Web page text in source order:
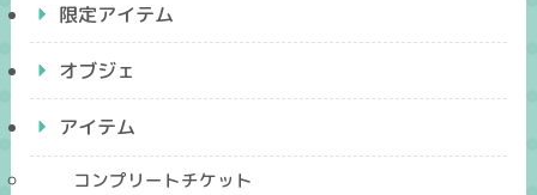
限定アイテム
オブジェ
アイテム
コンプリートチケット